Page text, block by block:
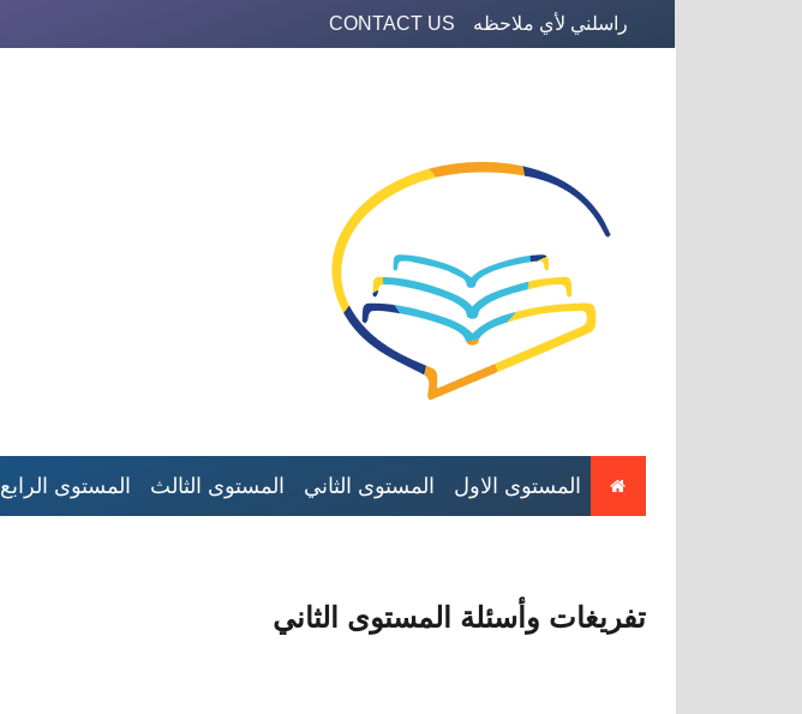
CONTACT US راسلني لأي ملاحظه
المستوى الاول المستوى الثاني المستوى الثالث المستوى الرابع
تفريغات وأسئلة المستوى الثاني